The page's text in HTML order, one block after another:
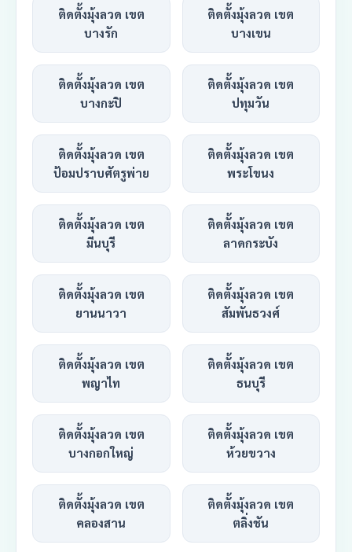
ติดตั้งมุ้งลวด เขต
บางรัก
ติดตั้งมุ้งลวด เขต
บางเขน
ติดตั้งมุ้งลวด เขต
บางกะปิ
ติดตั้งมุ้งลวด เขต
ปทุมวัน
ติดตั้งมุ้งลวด เขต
ป้อมปราบศัตรูพ่าย
ติดตั้งมุ้งลวด เขต
พระโขนง
ติดตั้งมุ้งลวด เขต
มีนบุรี
ติดตั้งมุ้งลวด เขต
ลาดกระบัง
ติดตั้งมุ้งลวด เขต
ยานนาวา
ติดตั้งมุ้งลวด เขต
สัมพันธวงศ์
ติดตั้งมุ้งลวด เขต
พญาไท
ติดตั้งมุ้งลวด เขต
ธนบุรี
ติดตั้งมุ้งลวด เขต
บางกอกใหญ่
ติดตั้งมุ้งลวด เขต
ห้วยขวาง
ติดตั้งมุ้งลวด เขต
คลองสาน
ติดตั้งมุ้งลวด เขต
ตลิ่งชัน